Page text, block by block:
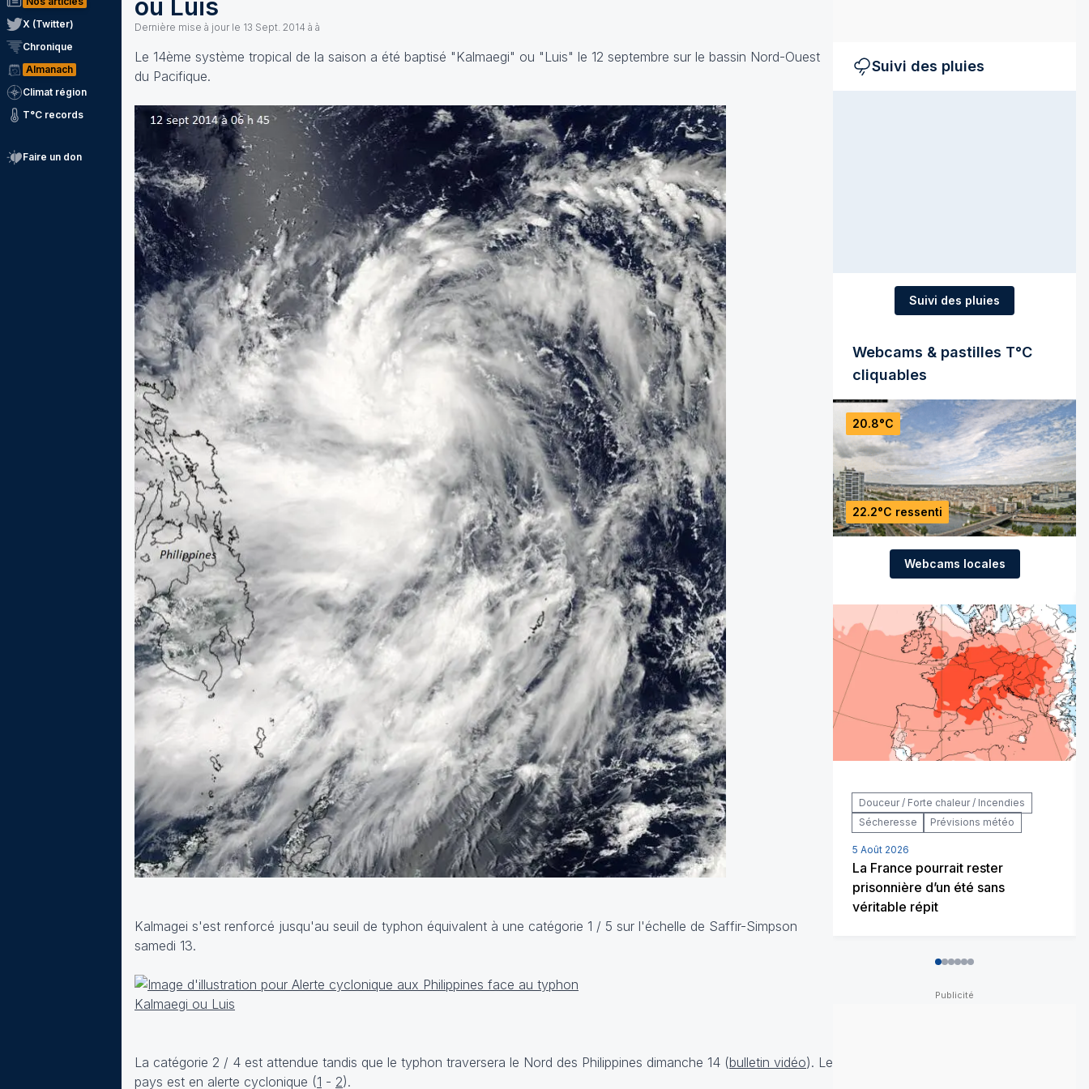
X (Twitter)
Chronique
Almanach
Climat région
T°C records
Faire un don
ou Luis
Dernière mise à jour le 13 Sept. 2014 à à
Le 14ème système tropical de la saison a été baptisé "Kalmaegi" ou "Luis" le 12 septembre sur le bassin Nord-Ouest
du Pacifique.
Kalmagei s'est renforcé jusqu'au seuil de typhon équivalent à une catégorie 1 / 5 sur l'échelle de Saffir-Simpson
samedi 13.
La catégorie 2 / 4 est attendue tandis que le typhon traversera le Nord des Philippines dimanche 14 (bulletin vidéo). Le
pays est en alerte cyclonique (1 - 2).
Suivi des pluies
Suivi des pluies
Webcams & pastilles T°C
cliquables
20.8°C
22.2°C ressenti
Webcams locales
Douceur / Forte chaleur / Incendies
Sécheresse
Prévisions météo
5 Août 2026
La France pourrait rester
prisonnière d’un été sans
véritable répit
012345